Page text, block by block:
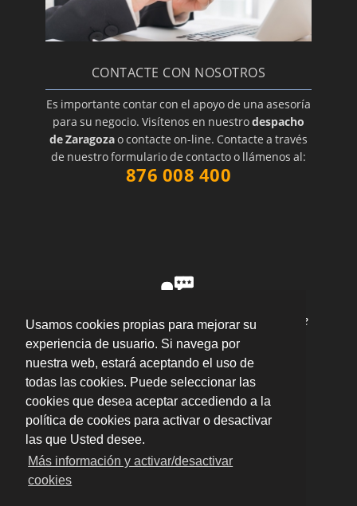
Usamos cookies propias para mejorar su
experiencia de usuario. Si navega por
nuestra web, estará aceptando el uso de
todas las cookies. Puede seleccionar las
cookies que desea aceptar accediendo a la
política de cookies para activar o desactivar
las que Usted desee.
Más información y activar/desactivar
cookies
CONTACTE CON NOSOTROS
Es importante contar con el apoyo de una asesoría
para su negocio. Visítenos en nuestrodespacho
de Zaragozao contacte on-line. Contacte a través
de nuestro formulario de contacto o llámenos al:
876 008 400
"Gracias a ellos no me tengo que preocupar de
los papeleos de contabilidad y legalidad,
resultando en más tiempo para dedicar a mi
empresa."porGabriel valoración
Enviar opinión